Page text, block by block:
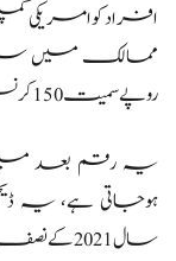
ممالک میں سرحد
روپے سمیت 150 کرنسیوں کو سپورٹ کررہی ہے۔
یہ رقم بعد میں
سال 2021 کے نصف حصے میں کی گئیں۔